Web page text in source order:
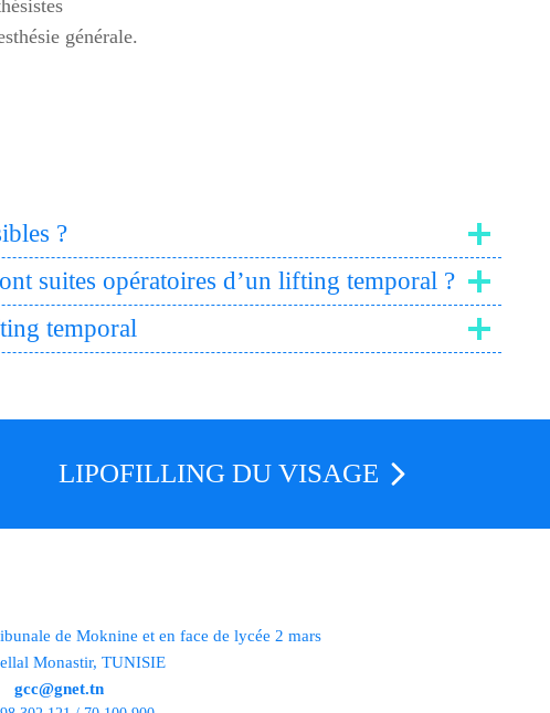
générale.
?
suites opératoires d’un lifting temporal ?
temporal
LIPOFILLING DU VISAGE
de Moknine et en face de lycée 2 mars
Monastir, TUNISIE
gcc@gnet.tn